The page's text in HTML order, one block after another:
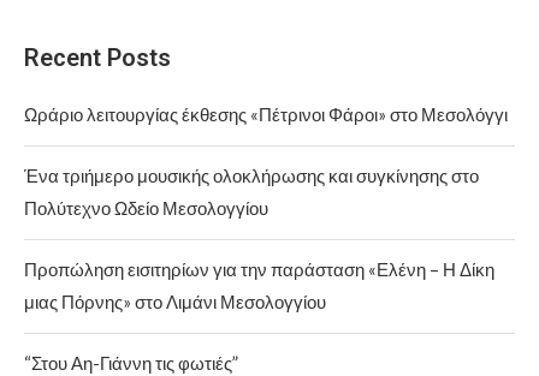
Recent Posts
Ωράριο λειτουργίας έκθεσης «Πέτρινοι Φάροι» στο Μεσολόγγι
Ένα τριήμερο μουσικής ολοκλήρωσης και συγκίνησης στο
Πολύτεχνο Ωδείο Μεσολογγίου
Προπώληση εισιτηρίων για την παράσταση «Ελένη – Η Δίκη
μιας Πόρνης» στο Λιμάνι Μεσολογγίου
“Στου Αη-Γιάννη τις φωτιές”